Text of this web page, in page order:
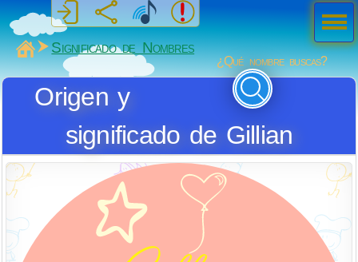
MiSabueso
Significado de Nombres
¿Qué nombre buscas?
Origen y
significado de Gillian
Men
ú